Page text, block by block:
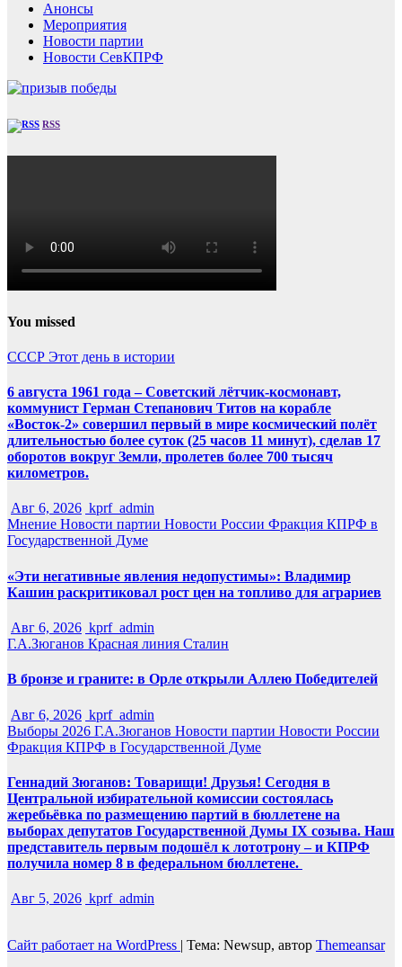
Анонсы
Мероприятия
Новости партии
Новости СевКПРФ
RSS
You missed
СССР Этот день в истории
6 августа 1961 года – Советский лётчик-космонавт,
коммунист Герман Степанович Титов на корабле
«Восток-2» совершил первый в мире космический полёт
длительностью более суток (25 часов 11 минут), сделав 17
оборотов вокруг Земли, пролетев более 700 тысяч
километров.
Авг 6, 2026 kprf_admin
Мнение Новости партии Новости России Фракция КПРФ в
Государственной Думе
«Эти негативные явления недопустимы»: Владимир
Кашин раскритиковал рост цен на топливо для аграриев
Авг 6, 2026 kprf_admin
Г.А.Зюганов Красная линия Сталин
В бронзе и граните: в Орле открыли Аллею Победителей
Авг 6, 2026 kprf_admin
Выборы 2026 Г.А.Зюганов Новости партии Новости России
Фракция КПРФ в Государственной Думе
Геннадий Зюганов: Товарищи! Друзья! Сегодня в
Центральной избирательной комиссии состоялась
жеребьёвка по размещению партий в бюллетене на
выборах депутатов Государственной Думы IX созыва. Наш
представитель первым подошёл к лототрону – и КПРФ
получила номер 8 в федеральном бюллетене.
Авг 5, 2026 kprf_admin
Сайт работает на WordPress | Тема: Newsup, автор Themeansar